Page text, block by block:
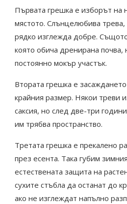
Първата грешка е изборът на
мястото. Слънцелюбива трева,
рядко изглежда добре.
която обича дренирана почва,
постоянно мокър участък.
Втората грешка е
крайния размер. Някои треви
саксия, но след две-три
им трябва пространство.
Третата грешка е прекалено
през есента. Така губим
естествената защита на
сухите стъбла да останат до
ако не изглеждат напълно